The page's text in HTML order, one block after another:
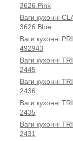
3626 Pink
Ваги кухонні
3626 Blue
Ваги кухонні
492943
Ваги кухонні
2445
Ваги кухонні
2436
Ваги кухонні
2435
Ваги кухонні
2431